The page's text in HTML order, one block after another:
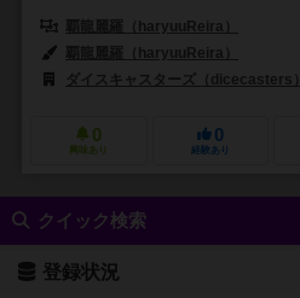
覇龍麗羅（haryuuReira）
覇龍麗羅（haryuuReira）
ダイスキャスターズ（dicecasters）
0
興味あり
0
経験あり
クイック検索
登録状況